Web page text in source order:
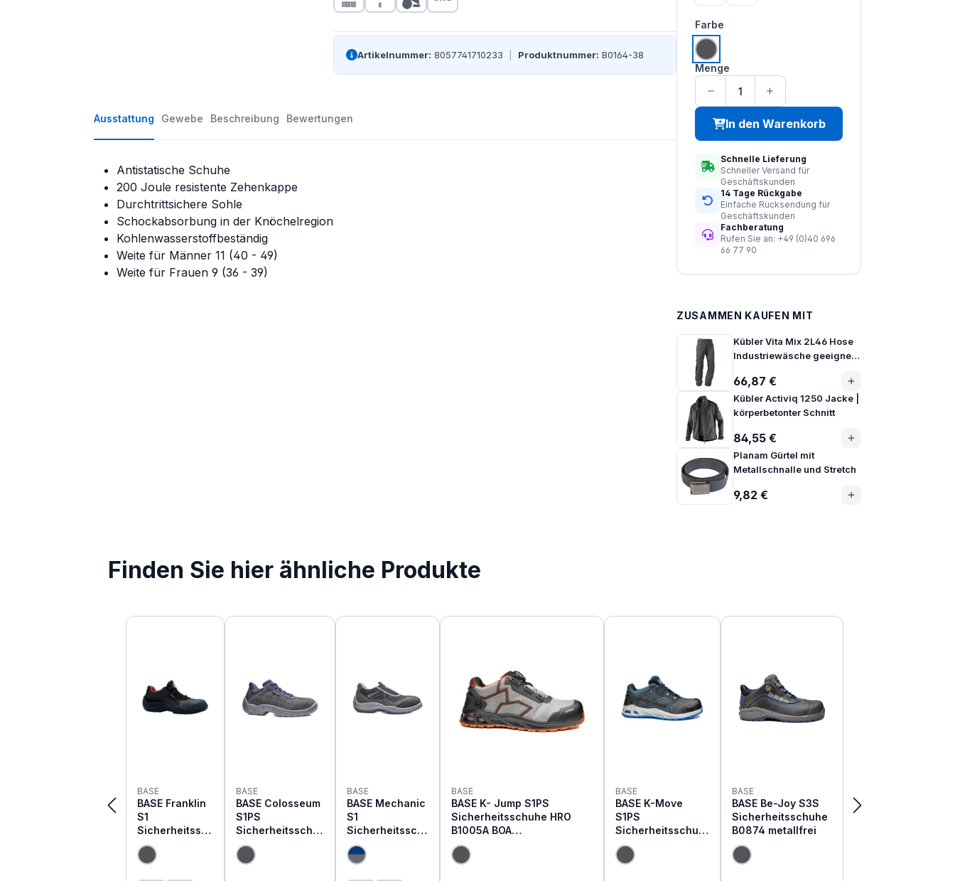
Artikelnummer: 8057741710233 Produktnummer: B0164-38
Ausstattung Gewebe Beschreibung Bewertungen
Antistatische Schuhe
200 Joule resistente Zehenkappe
Durchtrittsichere Sohle
Schockabsorbung in der Knöchelregion
Kohlenwasserstoffbeständig
Weite für Männer 11 (40 - 49)
Weite für Frauen 9 (36 - 39)
Farbe
grau
Menge
In den Warenkorb
Schnelle Lieferung
Schneller Versand für
Geschäftskunden
14 Tage Rückgabe
Einfache Rücksendung für
Geschäftskunden
Fachberatung
Rufen Sie an: +49 (0)40 696
66 77 90
ZUSAMMEN KAUFEN MIT
Kübler Vita Mix 2L46 Hose
Industriewäsche geeignet
66,87 €
Kübler Activiq 1250 Jacke |
körperbetonter Schnitt
84,55 €
Planam Gürtel mit
Metallschnalle und Stretch
9,82 €
Finden Sie hier ähnliche Produkte
Produktgalerie überspringen
BASE
BASE Franklin
S1
Sicherheitssc
huhe B0105
BASE
BASE Colosseum
S1PS
Sicherheitsschu
he B0163
BASE
BASE Mechanic
S1
Sicherheitssch
uhe B0440
BASE
BASE K- Jump S1PS
Sicherheitsschuhe HRO
B1005A BOA
Schnellschürung
BASE
BASE K-Move
S1PS
Sicherheitsschuh
e HRO B1004B
BASE
BASE Be-Joy S3S
Sicherheitsschuhe
B0874 metallfrei